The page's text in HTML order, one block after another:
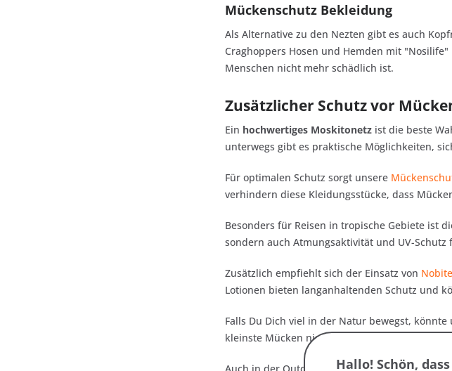
Mückenschutz Bekleidung
Als Alternative zu den Nezten gibt es auch
Craghoppers Hosen und Hemden mit
Menschen nicht mehr schädlich ist.
Zusätzlicher Schutz vor
Ein hochwertiges Moskitonetzist die beste
unterwegs gibt es praktische Möglichkeiten,
Für optimalen Schutz sorgt unsere
verhindern diese Kleidungsstücke, dass
Besonders für Reisen in tropische Gebiete ist
sondern auch Atmungsaktivität und UV-
Zusätzlich empfiehlt sich der Einsatz von
Lotionen bieten langanhaltenden Schutz und
Falls Du Dich viel in der Natur bewegst, könnte
kleinste Mücken nicht durch das Gewebe
Hallo! Schön,